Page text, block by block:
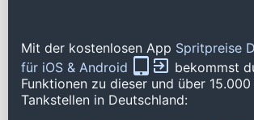
Mit der kostenlosen App Spritpreise
für iOS & Android
bekommst
Funktionen zu dieser und über
Tankstellen in Deutschland: